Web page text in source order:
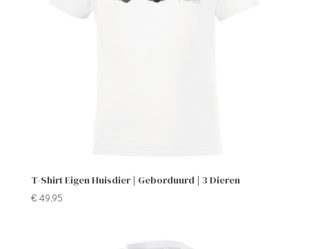
T-Shirt Eigen Huisdier | Geborduurd | 3 Dieren
€ 49,95